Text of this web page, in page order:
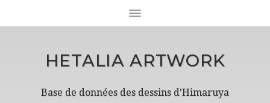
HETALIA ARTWORK
Base de données des dessins d'Himaruya